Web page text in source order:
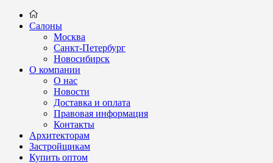
Салоны
Москва
Санкт-Петербург
Новосибирск
О компании
О нас
Новости
Доставка и оплата
Правовая информация
Контакты
Архитекторам
Застройщикам
Купить оптом